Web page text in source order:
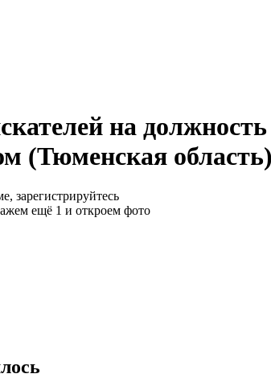
на
(Тюменская область)
зарегистрируйтесь
ещё 1 и откроем фото